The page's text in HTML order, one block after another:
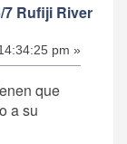
Rufiji River
pm »
que
a su